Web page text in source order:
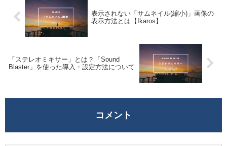
表示されない「サムネイル(縮小)」画像の
表示方法とは【Ikaros】
「ステレオミキサー」とは？「Sound
Blaster」を使った導入・設定方法について
コメント